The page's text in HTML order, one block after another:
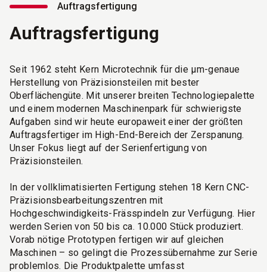
Auftragsfertigung
Auftragsfertigung
Seit 1962 steht Kern Microtechnik für die µm-genaue
Herstellung von Präzisionsteilen mit bester
Oberflächengüte. Mit unserer breiten Technologiepalette
und einem modernen Maschinenpark für schwierigste
Aufgaben sind wir heute europaweit einer der größten
Auftragsfertiger im High-End-Bereich der Zerspanung.
Unser Fokus liegt auf der Serienfertigung von
Präzisionsteilen.
In der vollklimatisierten Fertigung stehen 18 Kern CNC-
Präzisionsbearbeitungszentren mit
Hochgeschwindigkeits-Frässpindeln zur Verfügung. Hier
werden Serien von 50 bis ca. 10.000 Stück produziert.
Vorab nötige Prototypen fertigen wir auf gleichen
Maschinen – so gelingt die Prozessübernahme zur Serie
problemlos. Die Produktpalette umfasst